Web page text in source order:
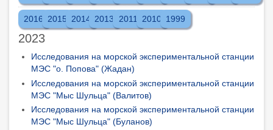
2016 2015 2014 2013 2011 2010 1999
2023
Исследования на морской экспериментальной станции
МЭС "о. Попова" (Жадан)
Исследования на морской экспериментальной станции
МЭС "Мыс Шульца" (Валитов)
Исследования на морской экспериментальной станции
МЭС "Мыс Шульца" (Буланов)